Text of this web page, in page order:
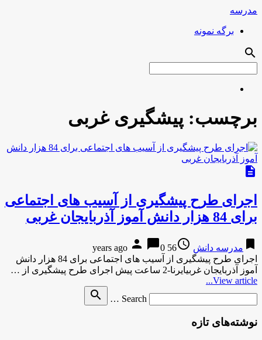
مدرسه
برگه نمونه
search
برچسب: پیشگیری غربی
description
اجرای طرح پیشگیری از آسیب های اجتماعی
برای 84 هزار دانش آموز آذربایجان غربی
bookmark مدرسه دانش access_time
56 years ago
person chat_bubble0
اجرای طرح پیشگیری از آسیب های اجتماعی برای 84 هزار دانش
آموز آذربایجان غربیایرنا-2 ساعت پیش اجرای طرح پیشگیری از …
View article...
Search …
search
نوشته‌های تازه